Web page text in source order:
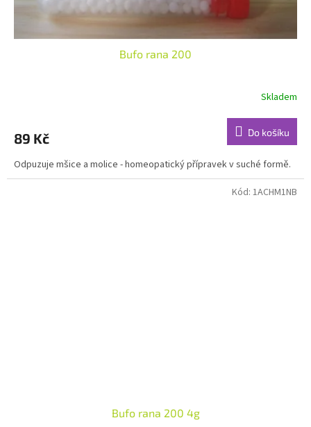
Bufo rana 200
Skladem
89 Kč Do košíku
Odpuzuje mšice a molice - homeopatický přípravek v suché formě.
Bufo rana 200 4g
Kód: 1ACHM1NB